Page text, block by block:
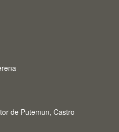
de Putemun, Castro